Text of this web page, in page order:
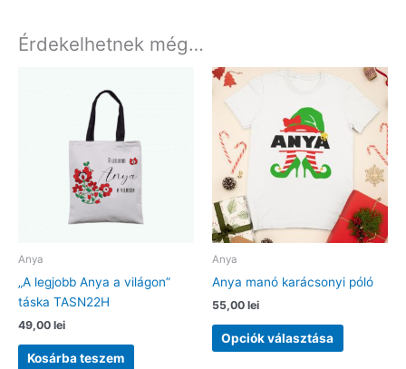
Érdekelhetnek még…
Anya
„A legjobb Anya a világon”
táska TASN22H
49,00 lei
Kosárba teszem
Anya
Anya manó karácsonyi póló
55,00 lei
Opciók választása
Ennek
a